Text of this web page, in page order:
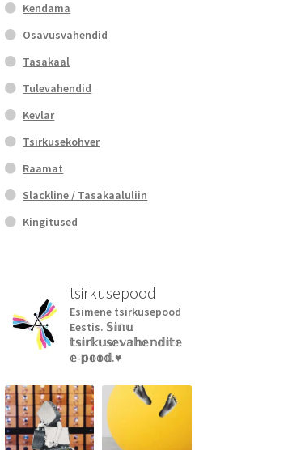
Kendama
Osavusvahendid
Tasakaal
Tulevahendid
Kevlar
Tsirkusekohver
Raamat
Slackline / Tasakaaluliin
Kingitused
tsirkusepood
Esimene tsirkusepood
Eestis. 𝕊𝕚𝕟𝕦
𝕥𝕤𝕚𝕣𝕜𝕦𝕤𝕖𝕧𝕒𝕙𝕖𝕟𝕕𝕚𝕥𝕖
𝕖-𝕡𝕠𝕠𝕕.♥︎